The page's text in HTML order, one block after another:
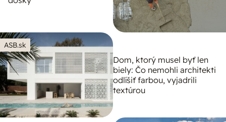
ASB.sk
Dom, ktorý musel byť len
biely: Čo nemohli architekti
odlíšiť farbou, vyjadrili
textúrou